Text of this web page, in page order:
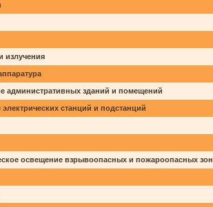
излучения
административных зданий и помещений
станций и подстанций
освещение взрывоопасных и пожароопасных зон